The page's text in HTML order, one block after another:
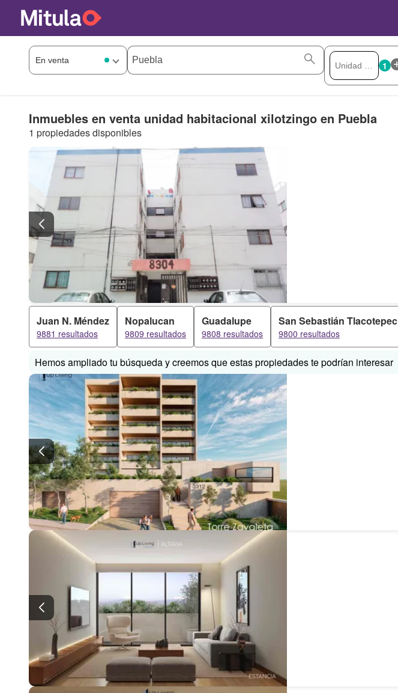
1
Inmuebles en venta unidad habitacional xilotzingo en Puebla
1 propiedades disponibles
Juan N. Méndez
9881 resultados
Nopalucan
9809 resultados
Guadalupe
9808 resultados
San Sebastián Tlacotepec
9800 resultados
Hemos ampliado tu búsqueda y creemos que estas propiedades te podrían interesar